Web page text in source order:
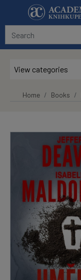
Skip to main content
View categories
Home Books